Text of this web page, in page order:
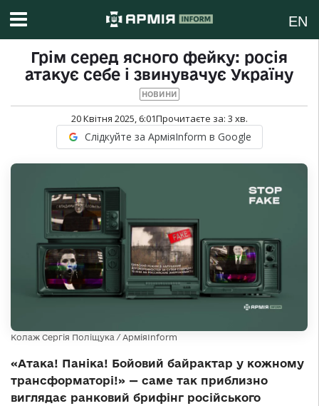
EN
Грім серед ясного фейку: росія
атакує себе і звинувачує Україну
НОВИНИ
20 Квітня 2025, 6:01Прочитаєте за: 3 хв.
Слідкуйте за АрміяInform в Google
Колаж Сергія Поліщука / АрміяInform
«Атака! Паніка! Бойовий байрактар у кожному
трансформаторі!» — саме так приблизно
виглядає ранковий брифінг російського